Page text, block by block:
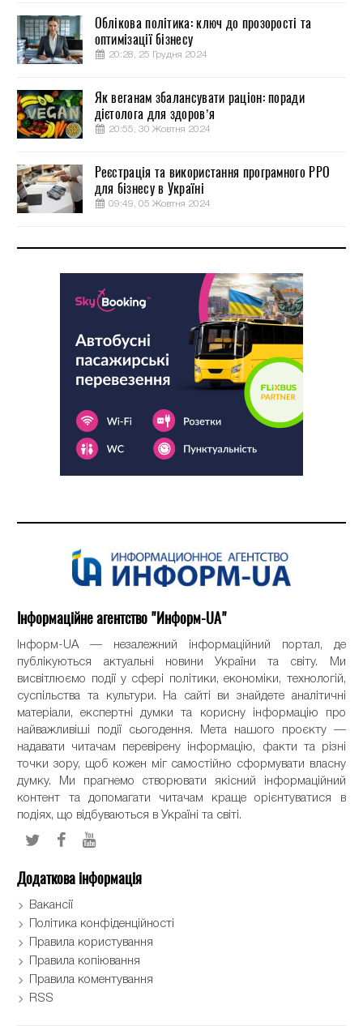
Облікова політика: ключ до прозорості та
оптимізації бізнесу
20:28, 25 Грудня 2024
Як веганам збалансувати раціон: поради
дієтолога для здоров’я
20:55, 30 Жовтня 2024
Реєстрація та використання програмного РРО
для бізнесу в Україні
09:49, 05 Жовтня 2024
Інформаційне агентство "Информ-UA"
Інформ-UA — незалежний інформаційний портал, де
публікуються актуальні новини України та світу. Ми
висвітлюємо події у сфері політики, економіки, технологій,
суспільства та культури. На сайті ви знайдете аналітичні
матеріали, експертні думки та корисну інформацію про
найважливіші події сьогодення. Мета нашого проєкту —
надавати читачам перевірену інформацію, факти та різні
точки зору, щоб кожен міг самостійно сформувати власну
думку. Ми прагнемо створювати якісний інформаційний
контент та допомагати читачам краще орієнтуватися в
подіях, що відбуваються в Україні та світі.
Додаткова інформація
Вакансії
Політика конфіденційності
Правила користування
Правила копіювання
Правила коментування
RSS